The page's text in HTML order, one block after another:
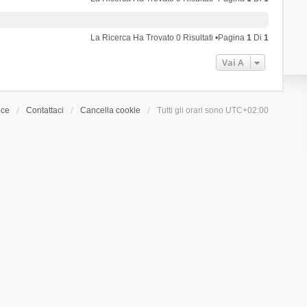
La Ricerca Ha Trovato 0 Risultati •Pagina1 Di1
Vai A
Contattaci Cancella cookie Tutti gli orari sono UTC+02:00